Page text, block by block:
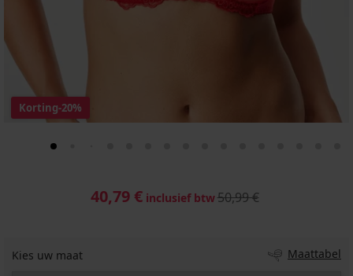
Korting-20%
40,79 € inclusief btw50,99 €
Kies uw maat Maattabel